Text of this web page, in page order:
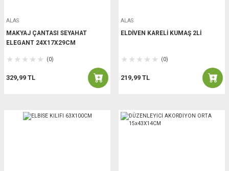
ALAS
MAKYAJ ÇANTASI SEYAHAT
ELEGANT 24X17X29CM
(0)
329,99 TL
ALAS
ELDİVEN KARELİ KUMAŞ 2Lİ
(0)
219,99 TL